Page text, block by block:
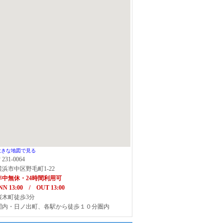
きな地図で見る
231-0064
浜市中区野毛町1-22
中無休・24時間利用可
13:00 / OUT 13:00
木町徒歩3分
内・日ノ出町、各駅から徒歩１０分圏内